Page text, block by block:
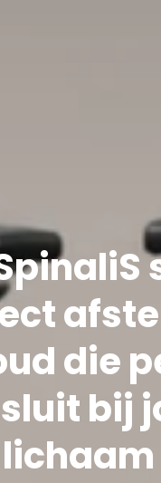
die
bij
lichaam